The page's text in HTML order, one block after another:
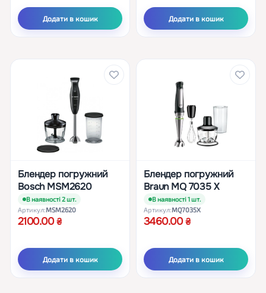
Додати в кошик Додати в кошик
Блендер погружний
Bosch MSM2620
В наявності 2 шт.
Артикул:MSM2620
2100.00
Додати в кошик
Блендер погружний
Braun MQ 7035 X
В наявності 1 шт.
Артикул:MQ7035X
3460.00
Додати в кошик